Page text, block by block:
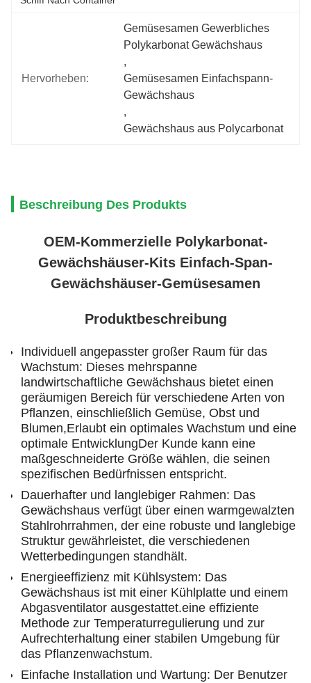
Hervorheben:
Gemüsesamen Gewerbliches
Polykarbonat Gewächshaus
,
Gemüsesamen Einfachspann-
Gewächshaus
,
Gewächshaus aus Polycarbonat
Beschreibung Des Produkts
OEM-Kommerzielle Polykarbonat-
Gewächshäuser-Kits Einfach-Span-
Gewächshäuser-Gemüsesamen
Produktbeschreibung
Individuell angepasster großer Raum für das
Wachstum: Dieses mehrspanne
landwirtschaftliche Gewächshaus bietet einen
geräumigen Bereich für verschiedene Arten von
Pflanzen, einschließlich Gemüse, Obst und
Blumen,Erlaubt ein optimales Wachstum und eine
optimale EntwicklungDer Kunde kann eine
maßgeschneiderte Größe wählen, die seinen
spezifischen Bedürfnissen entspricht.
Dauerhafter und langlebiger Rahmen: Das
Gewächshaus verfügt über einen warmgewalzten
Stahlrohrrahmen, der eine robuste und langlebige
Struktur gewährleistet, die verschiedenen
Wetterbedingungen standhält.
Energieeffizienz mit Kühlsystem: Das
Gewächshaus ist mit einer Kühlplatte und einem
Abgasventilator ausgestattet.eine effiziente
Methode zur Temperaturregulierung und zur
Aufrechterhaltung einer stabilen Umgebung für
das Pflanzenwachstum.
Einfache Installation und Wartung: Der Benutzer